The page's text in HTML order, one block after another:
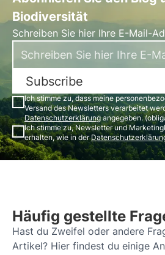
Biodiversität
Schreiben Sie hier Ihre E-Mail-
Subscribe
Ich stimme zu, dass meine
Versand des Newsletters verarbeitet
Datenschutzerklärungangegeben.
Ich stimme zu, Newsletter und
erhalten, wie in der
Häufig gestellte
Hast du Zweifel oder andere
Artikel? Hier findest du einige